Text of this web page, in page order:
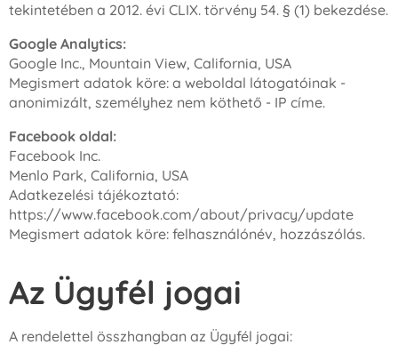
tekintetében a 2012. évi CLIX. törvény 54. § (1) bekezdése.
Google Analytics:
Google Inc., Mountain View, California, USA
Megismert adatok köre: a weboldal látogatóinak -
anonimizált, személyhez nem köthető - IP címe.
Facebook oldal:
Facebook Inc.
Menlo Park, California, USA
Adatkezelési tájékoztató:
https://www.facebook.com/about/privacy/update
Megismert adatok köre: felhasználónév, hozzászólás.
Az Ügyfél jogai
A rendelettel összhangban az Ügyfél jogai: